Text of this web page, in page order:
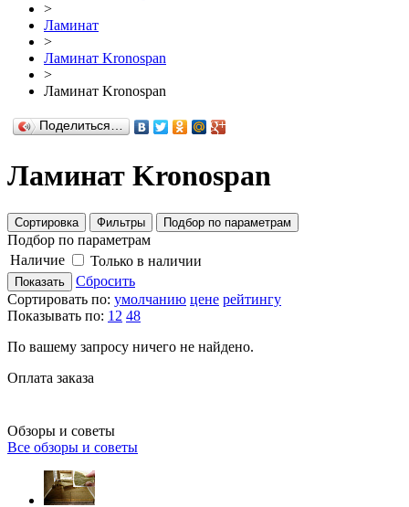
>
Ламинат
>
Ламинат Kronospan
>
Ламинат Kronospan
Поделиться…
Ламинат Kronospan
Сортировка Фильтры Подбор по параметрам
Подбор по параметрам
Наличие
Только в наличии
Показать
Сбросить
Сортировать по: умолчанию цене рейтингу
Показывать по: 12 48
По вашему запросу ничего не найдено.
Оплата заказа
Обзоры и советы
Все обзоры и советы